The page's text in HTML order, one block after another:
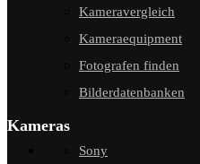
Kameravergleich
Kameraequipment
Fotografen finden
Bilderdatenbanken
Kameras
Sony